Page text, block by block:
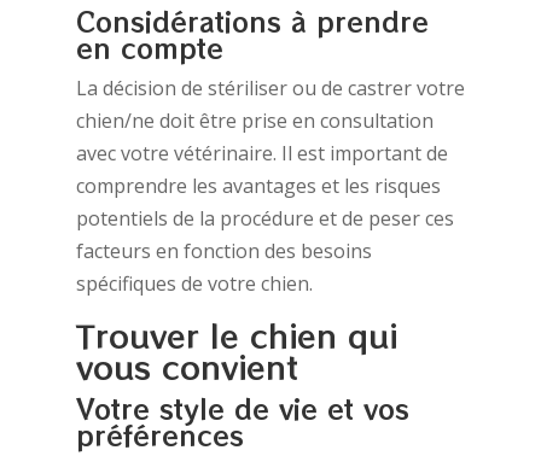
Considérations à prendre
en compte
La décision de stériliser ou de castrer votre
chien/ne doit être prise en consultation
avec votre vétérinaire. Il est important de
comprendre les avantages et les risques
potentiels de la procédure et de peser ces
facteurs en fonction des besoins
spécifiques de votre chien.
Trouver le chien qui
vous convient
Votre style de vie et vos
préférences